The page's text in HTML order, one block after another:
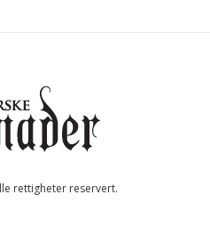
rettigheter reservert.